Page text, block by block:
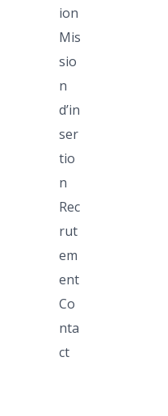
ion
Mis
sio
n
d’in
ser
tio
n
Rec
rut
em
ent
Co
nta
ct